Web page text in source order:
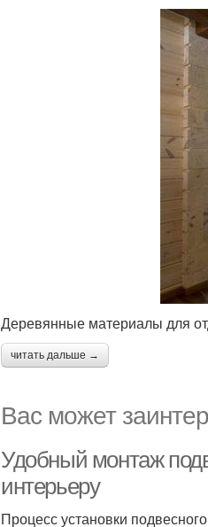
Деревянные материалы для
читать дальше →
Вас может
Удобный монтаж
интерьеру
Процесс установки